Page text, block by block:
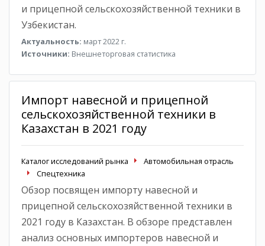
и прицепной сельскохозяйственной техники в
Узбекистан.
Актуальность: март 2022 г.
Источники: Внешнеторговая статистика
Импорт навесной и прицепной
сельскохозяйственной техники в
Казахстан в 2021 году
Каталог исследований рынка
Автомобильная отрасль
Спецтехника
Обзор посвящен импорту навесной и
прицепной сельскохозяйственной техники в
2021 году в Казахстан. В обзоре представлен
анализ основных импортеров навесной и